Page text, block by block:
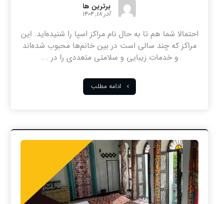
برترین ها
آذر ۱۸, ۱۴۰۴
احتمالا شما هم تا به حال نام مراکز اسپا را شنیده‌اید. این
مراکز که چند سالی است در بین خانم‌ها محبوب شده‌اند
و خدمات زیبایی و سلامتی متعددی را در ...
ادامه مطلب